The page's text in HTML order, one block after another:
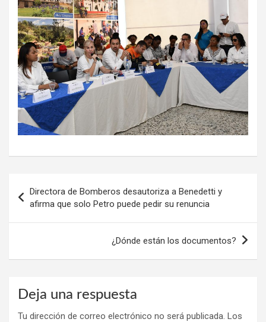
de
entradas
Directora de Bomberos desautoriza a Benedetti y
afirma que solo Petro puede pedir su renuncia
¿Dónde están los documentos?
Deja una respuesta
Tu dirección de correo electrónico no será publicada. Los